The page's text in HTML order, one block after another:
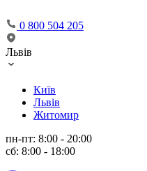
0 800 504 205
Львів
Київ
Львів
Житомир
пн-пт: 8:00 - 20:00
сб: 8:00 - 18:00